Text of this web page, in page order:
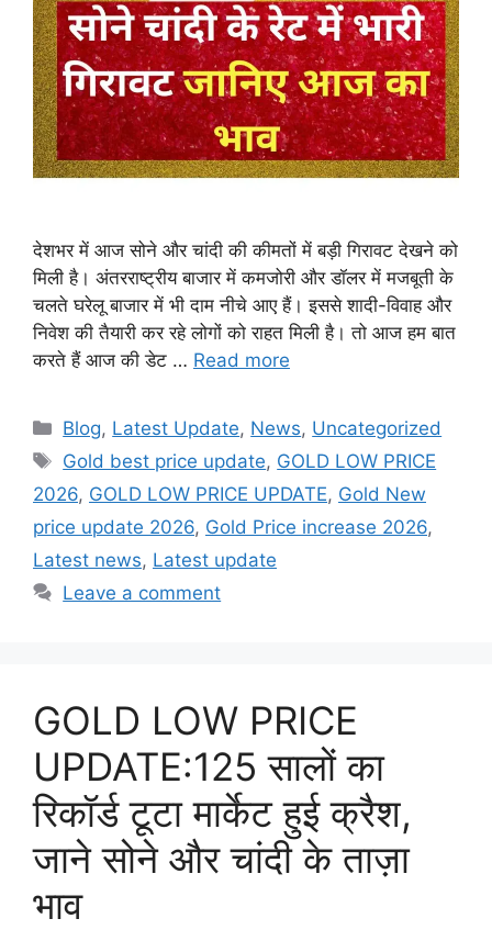
देशभर में आज सोने और चांदी की कीमतों में बड़ी गिरावट देखने को
मिली है। अंतरराष्ट्रीय बाजार में कमजोरी और डॉलर में मजबूती के
चलते घरेलू बाजार में भी दाम नीचे आए हैं। इससे शादी-विवाह और
निवेश की तैयारी कर रहे लोगों को राहत मिली है। तो आज हम बात
करते हैं आज की डेट … Read more
Categories
Blog, Latest Update, News, Uncategorized
Tags
Gold best price update, GOLD LOW PRICE
2026, GOLD LOW PRICE UPDATE, Gold New
price update 2026, Gold Price increase 2026,
Latest news, Latest update
Leave a comment
GOLD LOW PRICE
UPDATE:125 सालों का
रिकॉर्ड टूटा मार्केट हुई क्रैश,
जाने सोने और चांदी के ताज़ा
भाव